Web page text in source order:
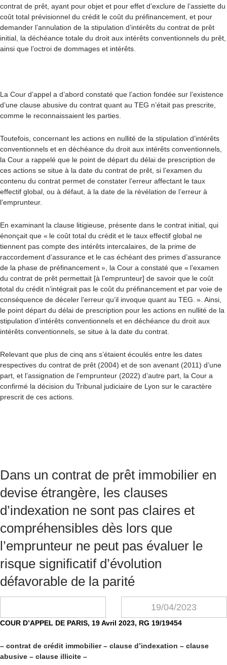
contrat de prêt, ayant pour objet et pour effet d’exclure de l’assiette du
coût total prévisionnel du crédit le coût du préfinancement, et pour
demander l’annulation de la stipulation d’intérêts du contrat de prêt
initial, la déchéance totale du droit aux intérêts conventionnels du prêt,
ainsi que l’octroi de dommages et intérêts.
La Cour d’appel a d’abord constaté que l’action fondée sur l’existence
d’une clause abusive du contrat quant au TEG n’était pas prescrite,
comme le reconnaissaient les parties.
Toutefois, concernant les actions en nullité de la stipulation d’intérêts
conventionnels et en déchéance du droit aux intérêts conventionnels,
la Cour a rappelé que le point de départ du délai de prescription de
ces actions se situe à la date du contrat de prêt, si l’examen du
contenu du contrat permet de constater l’erreur affectant le taux
effectif global, ou à défaut, à la date de la révélation de l’erreur à
l’emprunteur.
En examinant la clause litigieuse, présente dans le contrat initial, qui
énonçait que « le coût total du crédit et le taux effectif global ne
tiennent pas compte des intérêts intercalaires, de la prime de
raccordement d’assurance et le cas échéant des primes d’assurance
de la phase de préfinancement », la Cour a constaté que « l’examen
du contrat de prêt permettait [à l’emprunteur] de savoir que le coût
total du crédit n’intégrait pas le coût du préfinancement et par voie de
conséquence de déceler l’erreur qu’il invoque quant au TEG. ». Ainsi,
le point départ du délai de prescription pour les actions en nullité de la
stipulation d’intérêts conventionnels et en déchéance du droit aux
intérêts conventionnels, se situe à la date du contrat.
Relevant que plus de cinq ans s’étaient écoulés entre les dates
respectives du contrat de prêt (2004) et de son avenant (2011) d’une
part, et l’assignation de l’emprunteur (2022) d’autre part, la Cour a
confirmé la décision du Tribunal judiciaire de Lyon sur le caractère
prescrit de ces actions.
Dans un contrat de prêt immobilier en
devise étrangère, les clauses
d’indexation ne sont pas claires et
compréhensibles dès lors que
l’emprunteur ne peut pas évaluer le
risque significatif d’évolution
défavorable de la parité
19/04/2023
COUR D’APPEL DE PARIS, 19 Avril 2023, RG 19/19454
– contrat de crédit immobilier – clause d’indexation – clause
abusive – clause illicite –